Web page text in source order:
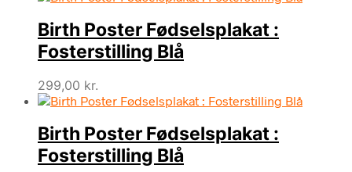
Birth Poster Fødselsplakat :
Fosterstilling Blå
299,00 kr.
Birth Poster Fødselsplakat :
Fosterstilling Blå